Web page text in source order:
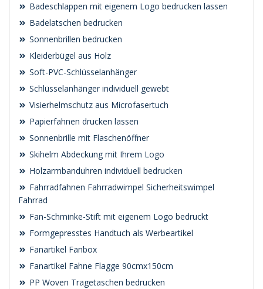
Badeschlappen mit eigenem Logo bedrucken lassen
Badelatschen bedrucken
Sonnenbrillen bedrucken
Kleiderbügel aus Holz
Soft-PVC-Schlüsselanhänger
Schlüsselanhänger individuell gewebt
Visierhelmschutz aus Microfasertuch
Papierfahnen drucken lassen
Sonnenbrille mit Flaschenöffner
Skihelm Abdeckung mit Ihrem Logo
Holzarmbanduhren individuell bedrucken
Fahrradfahnen Fahrradwimpel Sicherheitswimpel
Fahrrad
Fan-Schminke-Stift mit eigenem Logo bedruckt
Formgepresstes Handtuch als Werbeartikel
Fanartikel Fanbox
Fanartikel Fahne Flagge 90cmx150cm
PP Woven Tragetaschen bedrucken